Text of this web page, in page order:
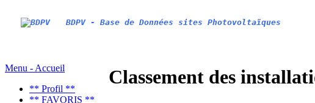
BDPV - Base de Données sites Photovoltaïques
Menu - Accueil
** Profil **
** FAVORIS **
Classement des